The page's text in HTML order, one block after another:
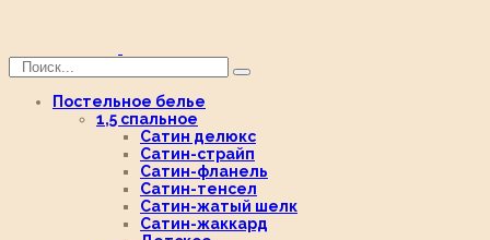
Постельное белье
1,5 спальное
Сатин делюкс
Сатин-страйп
Сатин-фланель
Сатин-тенсел
Сатин-жатый шелк
Сатин-жаккард